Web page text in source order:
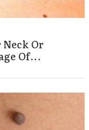
Or
Of...